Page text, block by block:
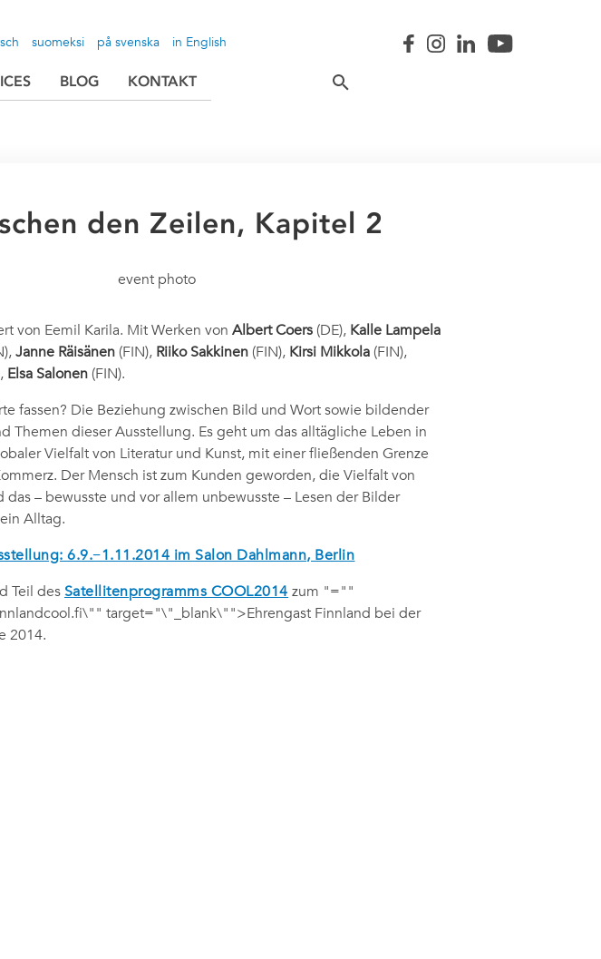
suomeksi på svenska in English
BLOG KONTAKT
den Zeilen, Kapitel 2
von Eemil Karila. Mit Werken von Albert Coers(DE), Kalle Lampela
Janne Räisänen(FIN), Riiko Sakkinen(FIN), Kirsi Mikkola(FIN),
Elsa Salonen(FIN).
fassen? Die Beziehung zwischen Bild und Wort sowie bildender
Themen dieser Ausstellung. Es geht um das alltägliche Leben in
Vielfalt von Literatur und Kunst, mit einer fließenden Grenze
Der Mensch ist zum Kunden geworden, die Vielfalt von
das – bewusste und vor allem unbewusste – Lesen der Bilder
Alltag.
6.9.−1.11.2014 im Salon Dahlmann, Berlin
Teil des Satellitenprogramms COOL2014 zum "=""
target="\"_blank\"">Ehrengast Finnland bei der
2014.